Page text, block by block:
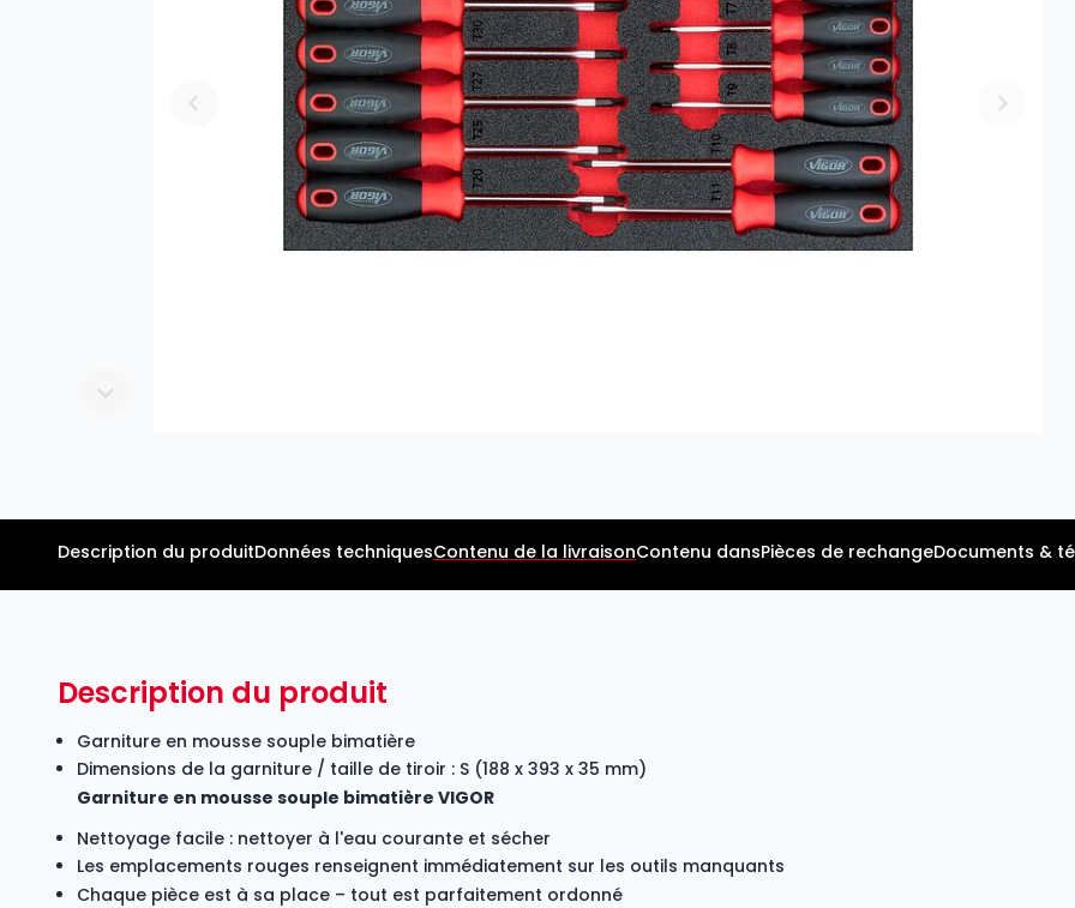
Description du produitDonnées techniquesContenu de la livraisonContenu dansPièces de rechangeDocuments &
Description du produit
Garniture en mousse souple bimatière
Dimensions de la garniture / taille de tiroir : S (188 x 393 x 35 mm)
Garniture en mousse souple bimatière VIGOR
Nettoyage facile : nettoyer à l'eau courante et sécher
Les emplacements rouges renseignent immédiatement sur les outils manquants
Chaque pièce est à sa place – tout est parfaitement ordonné